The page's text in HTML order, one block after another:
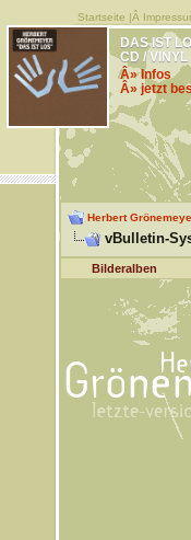
Startseite |Â
DAS IST
CD / VINYL
Â» Infos
Â» jetzt
Herbert
vBulletin-
Bilderalben